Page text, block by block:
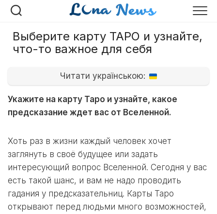
Перейти
Выберите карту ТАРО и узнайте,
что-то важное для себя
Читати українською:
Укажите на карту Таро и узнайте, какое
предсказание ждет вас от Вселенной.
Хоть раз в жизни каждый человек хочет
заглянуть в своё будущее или задать
интересующий вопрос Вселенной. Сегодня у вас
есть такой шанс, и вам не надо проводить
гадания у предсказательниц. Карты Таро
открывают перед людьми много возможностей,